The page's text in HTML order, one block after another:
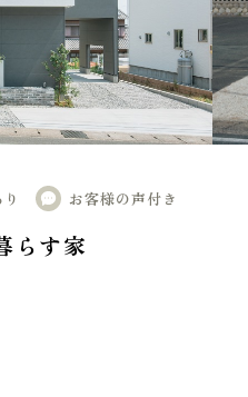
お客様の声付き
らす家